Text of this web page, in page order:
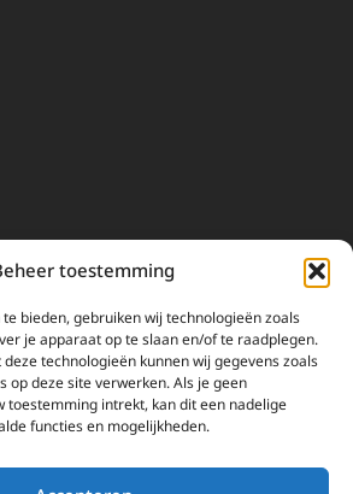
toestemming
bieden, gebruiken wij technologieën zoals
je apparaat op te slaan en/of te raadplegen.
technologieën kunnen wij gegevens zoals
op deze site verwerken. Als je geen
toestemming intrekt, kan dit een nadelige
functies en mogelijkheden.
gefinancierd door uw donaties.